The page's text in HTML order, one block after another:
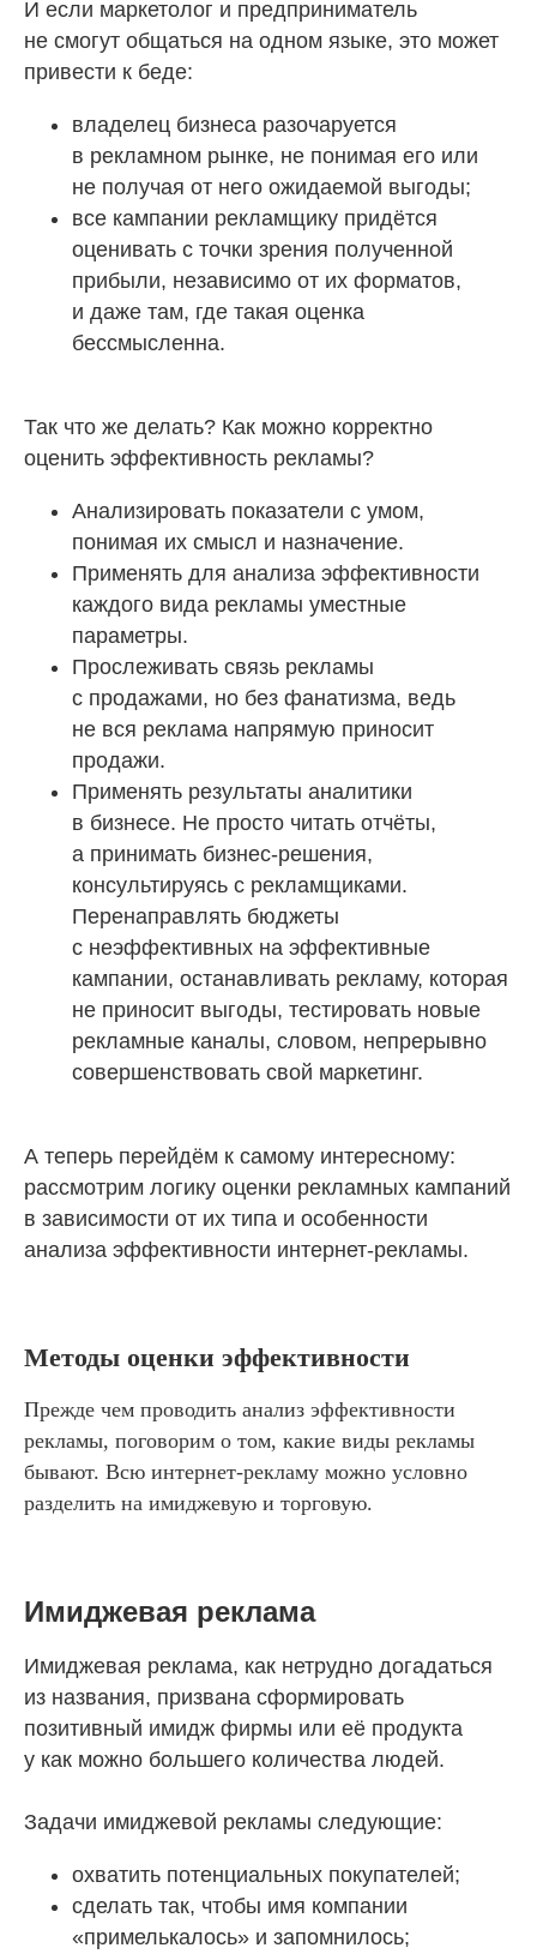
И если маркетолог и предприниматель
не смогут общаться на одном языке, это может
привести к беде:
владелец бизнеса разочаруется
в рекламном рынке, не понимая его или
не получая от него ожидаемой выгоды;
все кампании рекламщику придётся
оценивать с точки зрения полученной
прибыли, независимо от их форматов,
и даже там, где такая оценка
бессмысленна.
Так что же делать? Как можно корректно
оценить эффективность рекламы?
Анализировать показатели с умом,
понимая их смысл и назначение.
Применять для анализа эффективности
каждого вида рекламы уместные
параметры.
Прослеживать связь рекламы
с продажами, но без фанатизма, ведь
не вся реклама напрямую приносит
продажи.
Применять результаты аналитики
в бизнесе. Не просто читать отчёты,
а принимать бизнес-решения,
консультируясь с рекламщиками.
Перенаправлять бюджеты
с неэффективных на эффективные
кампании, останавливать рекламу, которая
не приносит выгоды, тестировать новые
рекламные каналы, словом, непрерывно
совершенствовать свой маркетинг.
А теперь перейдём к самому интересному:
рассмотрим логику оценки рекламных кампаний
в зависимости от их типа и особенности
анализа эффективности интернет-рекламы.
Методы оценки эффективности
Прежде чем проводить анализ эффективности
рекламы, поговорим о том, какие виды рекламы
бывают. Всю интернет-рекламу можно условно
разделить на имиджевую и торговую.
Имиджевая реклама
Имиджевая реклама, как нетрудно догадаться
из названия, призвана сформировать
позитивный имидж фирмы или её продукта
у как можно большего количества людей.
Задачи имиджевой рекламы следующие:
охватить потенциальных покупателей;
сделать так, чтобы имя компании
«примелькалось» и запомнилось;